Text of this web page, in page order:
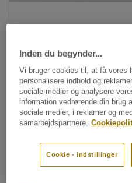
Svejsetråde
Multicolor
Inden du begynder...
Vi bruger cookies til, at få vores
personalisere indhold og
sociale medier og analysere
information vedrørende din brug
sociale medier, i reklamer og
samarbejdspartnere.
Cookie - indstillinger